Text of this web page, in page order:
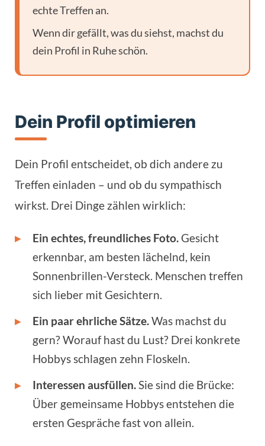
echte Treffen an.
Wenn dir gefällt, was du siehst, machst du
dein Profil in Ruhe schön.
Dein Profil optimieren
Dein Profil entscheidet, ob dich andere zu
Treffen einladen – und ob du sympathisch
wirkst. Drei Dinge zählen wirklich:
▸ Ein echtes, freundliches Foto. Gesicht
erkennbar, am besten lächelnd, kein
Sonnenbrillen-Versteck. Menschen treffen
sich lieber mit Gesichtern.
▸
Ein paar ehrliche Sätze.Was machst du
gern? Worauf hast du Lust? Drei konkrete
Hobbys schlagen zehn Floskeln.
▸
Interessen ausfüllen.Sie sind die Brücke:
Über gemeinsame Hobbys entstehen die
ersten Gespräche fast von allein.